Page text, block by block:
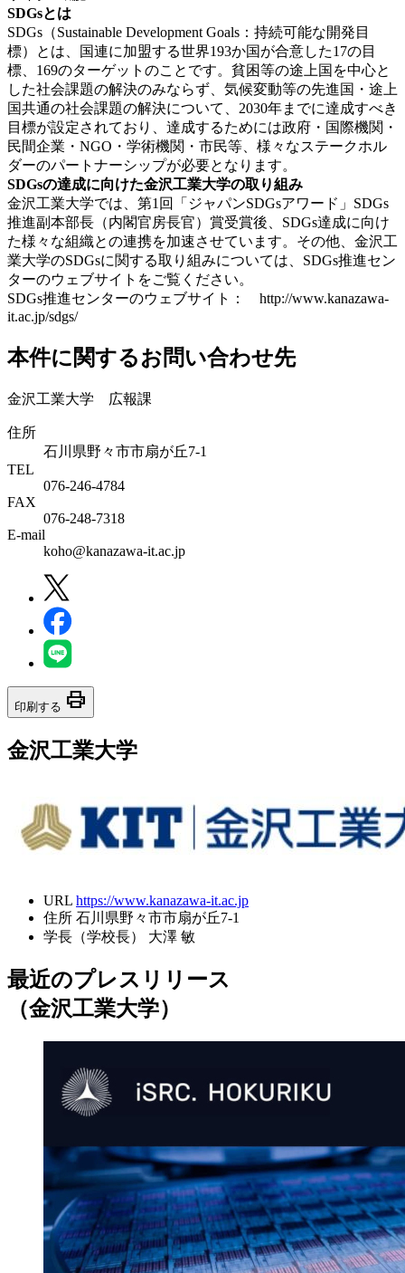
SDGsとは
SDGs（Sustainable Development Goals：持続可能な開発目
標）とは、国連に加盟する世界193か国が合意した17の目
標、169のターゲットのことです。貧困等の途上国を中心と
した社会課題の解決のみならず、気候変動等の先進国・途上
国共通の社会課題の解決について、2030年までに達成すべき
目標が設定されており、達成するためには政府・国際機関・
民間企業・NGO・学術機関・市民等、様々なステークホル
ダーのパートナーシップが必要となります。
SDGsの達成に向けた金沢工業大学の取り組み
金沢工業大学では、第1回「ジャパンSDGsアワード」SDGs
推進副本部長（内閣官房長官）賞受賞後、SDGs達成に向け
た様々な組織との連携を加速させています。その他、金沢工
業大学のSDGsに関する取り組みについては、SDGs推進セン
ターのウェブサイトをご覧ください。
SDGs推進センターのウェブサイト： http://www.kanazawa-
it.ac.jp/sdgs/
本件に関するお問い合わせ先
金沢工業大学 広報課
住所
石川県野々市市扇が丘7-1
TEL
076-246-4784
FAX
076-248-7318
E-mail
koho@kanazawa-it.ac.jp
印刷する print
金沢工業大学
URL https://www.kanazawa-it.ac.jp
住所 石川県野々市市扇が丘7-1
学長（学校長）
大澤 敏
最近のプレスリリース
（金沢工業大学）